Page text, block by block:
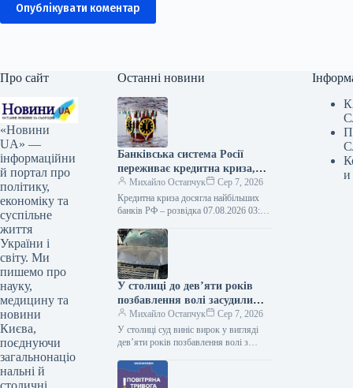
Опублікувати коментар
Про сайт
«Новини
UA» —
інформаційни
й портал про
політику,
економіку та
суспільне
життя
України і
світу. Ми
пишемо про
науку,
медицину та
новини
Києва,
поєднуючи
загальнонаціо
нальні й
Останні новини
Банківська система Росії
переживає кредитна криза,
що торкнулася провідних
фінансових установ.
Михайло Остапчук
Сер 7, 2026
Кредитна криза досягла найбільших
банків РФ – розвідка 07.08.2026 03:10
«Сбер», у фінансовій звітності за
перше…
У столиці до дев’яти років
позбавлення волі засудили
громадянку РФ, яка
здійснила підрив автомобіля
українського військового.
Михайло Остапчук
Сер 7, 2026
У столиці суд виніс вирок у вигляді
дев’яти років позбавлення волі з
громадянці, яка на виконання
завдання…
и